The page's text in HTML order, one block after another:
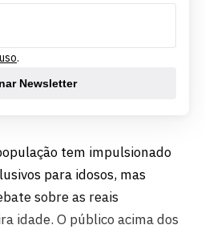
.
Newsletter
tem impulsionado
para idosos, mas
sobre as reais
idade. O público acima dos